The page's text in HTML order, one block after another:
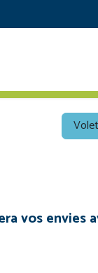
Volet
vos